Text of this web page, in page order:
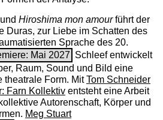
Hiroshima mon amourführt der
Duras, zur Liebe im Schatten des
Sprache des 20.
Mai 2027 Schleef entwickelt
Raum, Sound und Bild eine
theatrale Form. MitTom Schneider
Farn Kollektiventsteht eine Arbeit
Autorenschaft, Körper und
Meg Stuart